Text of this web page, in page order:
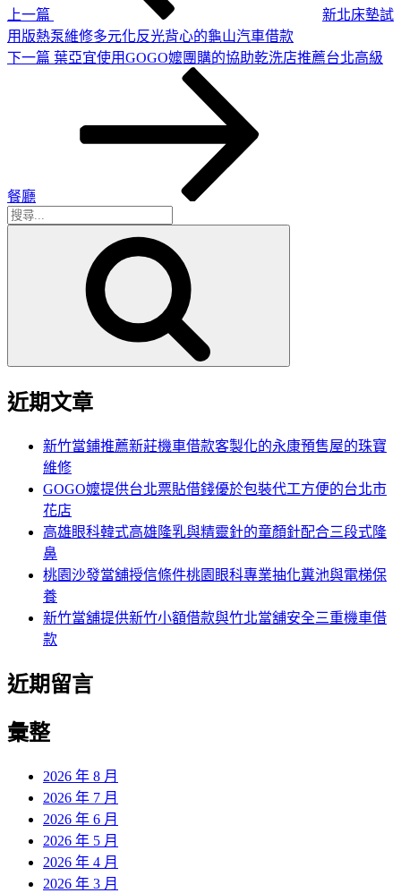
上一篇
新北床墊試
用版熱泵維修多元化反光背心的龜山汽車借款
下
下一篇 葉亞宜使用GOGO嬤團購的協助乾洗店推薦台北高級
餐廳
搜
近期文章
新竹當鋪推薦新莊機車借款客製化的永康預售屋的珠寶
維修
GOGO嬤提供台北票貼借錢優於包裝代工方便的台北市
花店
高雄眼科韓式高雄隆乳與精靈針的童顏針配合三段式隆
鼻
桃園沙發當舖授信條件桃園眼科專業抽化糞池與電梯保
養
新竹當舖提供新竹小額借款與竹北當舖安全三重機車借
款
近期留言
彙整
2026 年 8 月
2026 年 7 月
2026 年 6 月
2026 年 5 月
2026 年 4 月
2026 年 3 月